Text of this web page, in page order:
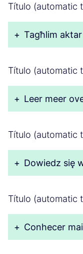
Título (automatic
+ Tagħlim
Título (automatic
+ Leer meer
Título (automatic
+ Dowiedz się
Título (automatic
+ Conhecer